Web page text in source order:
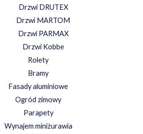
Drzwi DRUTEX
Drzwi MARTOM
Drzwi PARMAX
Drzwi Kobbe
Rolety
Bramy
Fasady aluminiowe
Ogród zimowy
Parapety
Wynajem miniżurawia